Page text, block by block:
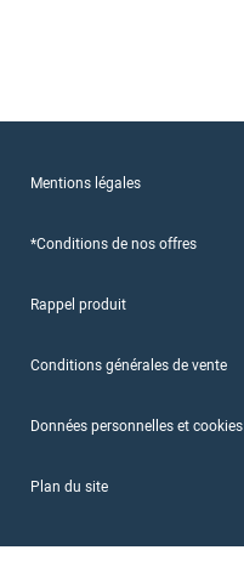
Mentions légales
*Conditions de nos offres
Rappel produit
Conditions générales de vente
Données personnelles et cookies
Plan du site